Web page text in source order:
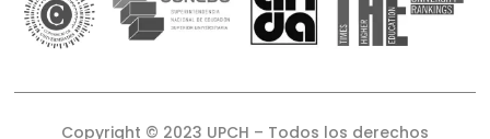
Copyright © 2023 UPCH – Todos los derechos